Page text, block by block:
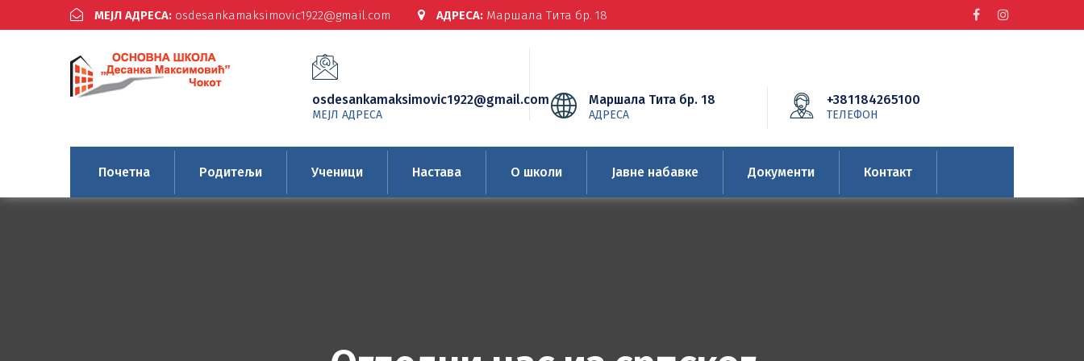
МЕЈЛ АДРЕСА: osdesankamaksimovic1922@gmail.com АДРЕСА: Маршала Тита бр. 18
osdesankamaksimovic1922@gmail.com
МЕЈЛ АДРЕСА
Маршала Тита бр. 18
АДРЕСА
+381184265100
ТЕЛЕФОН
Почетна Родитељи Ученици Настава О школи Јавне набавке Документи Контакт